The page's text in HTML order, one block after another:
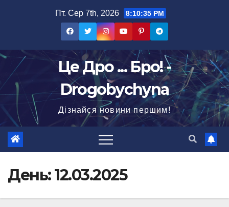
Пт. Сер 7th, 2026 8:10:36 PM
Це Дро ... Бро! -
Drogobychyna
Дізнайся новини першим!
День:12.03.2025